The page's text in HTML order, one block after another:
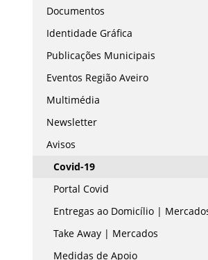
Documentos
Identidade Gráfica
Publicações Municipais
Eventos Região Aveiro
Multimédia
Newsletter
Avisos
Covid-19
Portal Covid
Entregas ao Domicílio |
Take Away | Mercados
Medidas de Apoio